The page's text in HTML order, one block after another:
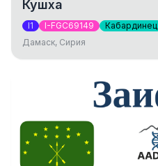
Кушха
I1 I-FGC69149 Кабардинец
Дамаск, Сирия